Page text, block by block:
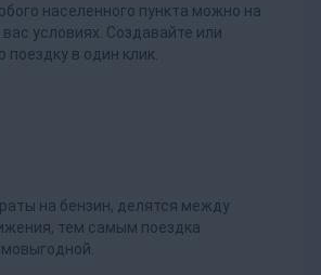
населенного пункта можно на
условиях. Создавайте или
в один клик.
на бензин, делятся между
тем самым поездка